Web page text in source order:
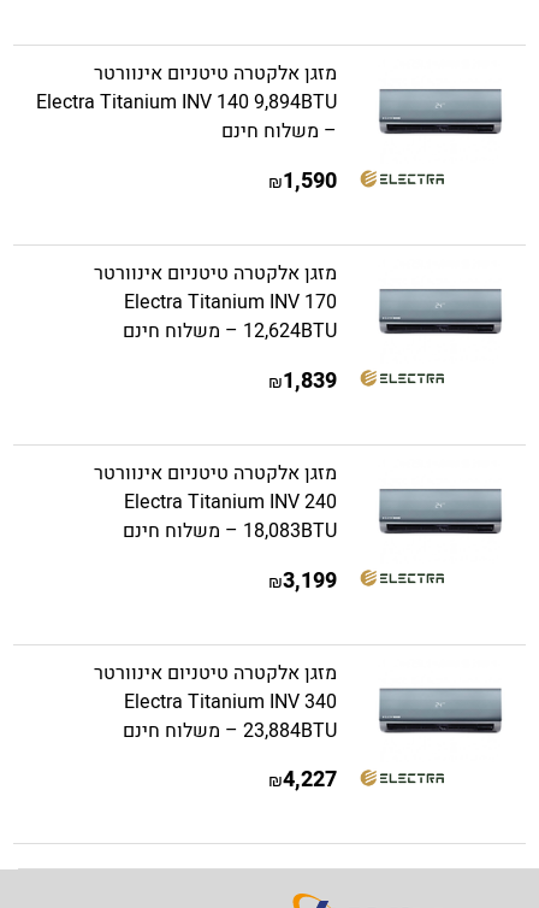
מזגן אלקטרה טיטניום אינוורטר
Electra Titanium INV 140 9,894BTU
– משלוח חינם
1,590
₪
מזגן אלקטרה טיטניום אינוורטר
Electra Titanium INV 170
12,624BTU – משלוח חינם
1,839
₪
מזגן אלקטרה טיטניום אינוורטר
Electra Titanium INV 240
18,083BTU – משלוח חינם
3,199
₪
מזגן אלקטרה טיטניום אינוורטר
Electra Titanium INV 340
23,884BTU – משלוח חינם
4,227
₪